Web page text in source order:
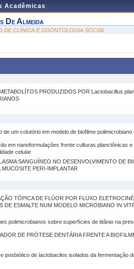
Acadêmicas
De Almeida
DE CLÍNICA E ODONTOLOGIA SOCIAL
PRODUZIDOS POR Lactobacillus
de um colutório em modelo de biofilme
em nanoformulações frente culturas planctônicas
celular
SANGUÍNEO NO DESENVOLVIMENTO DE
PERI-IMPLANTAR
TÓPICA DE FLÚOR POR FLUXO
DE ESMALTE NUM MODELO MICROBIANO IN
polimicrobianos sobre superfícies de titânio na
DE PRÓTESE DENTÁRIA FRENTE A
posbiótico de lactobacilos isolados da fermentação